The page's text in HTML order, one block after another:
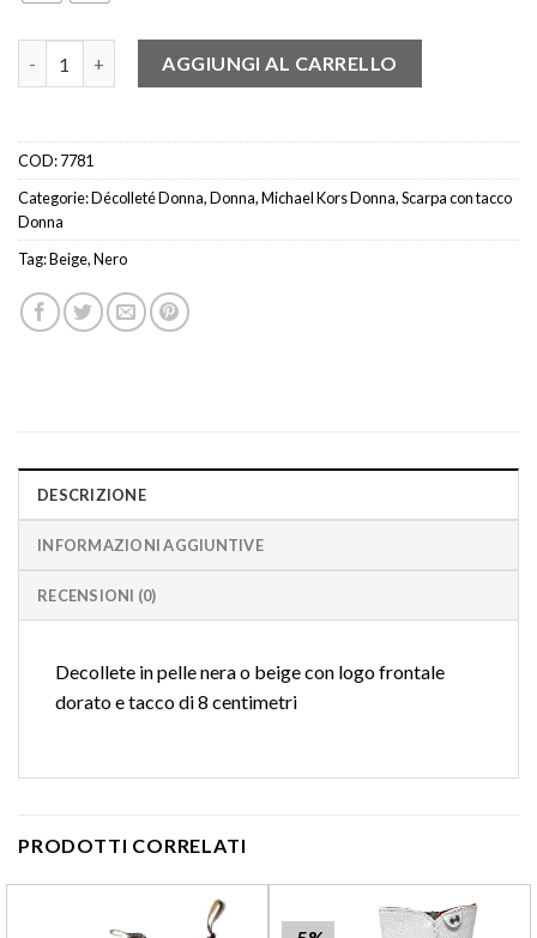
Michael Kors 40t2izmp1l Decollete accessorio nero-beige
AGGIUNGI AL CARRELLO
COD:7781
Categorie:Décolleté Donna,Donna,Michael Kors Donna,Scarpa con tacco
Donna
Tag:Beige,Nero
DESCRIZIONE
INFORMAZIONI AGGIUNTIVE
RECENSIONI (0)
Decollete in pelle nera o beige con logo frontale
dorato e tacco di 8 centimetri
PRODOTTI CORRELATI